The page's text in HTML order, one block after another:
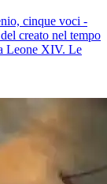
cinque voci -
creato nel tempo
Leone XIV. Le